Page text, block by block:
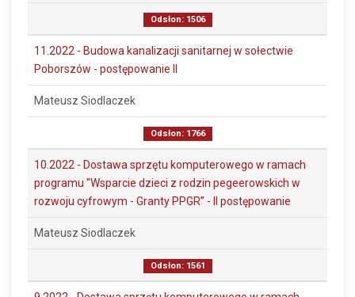
Odsłon: 1506
11.2022 - Budowa kanalizacji sanitarnej w sołectwie
Poborszów - postępowanie II
Mateusz Siodlaczek
Odsłon: 1766
10.2022 - Dostawa sprzętu komputerowego w ramach
programu "Wsparcie dzieci z rodzin pegeerowskich w
rozwoju cyfrowym - Granty PPGR” - II postępowanie
Mateusz Siodlaczek
Odsłon: 1561